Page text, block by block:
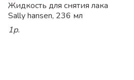
Жидкость для снятия лака
Sally hansen, 236 мл
1р.